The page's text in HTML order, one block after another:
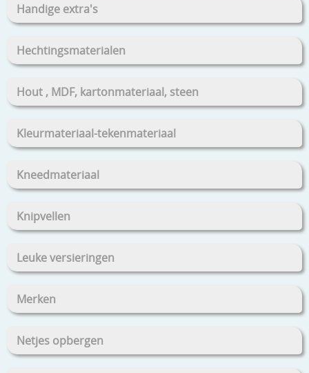
Handige extra's
Hechtingsmaterialen
Hout , MDF, kartonmateriaal, steen
Kleurmateriaal-tekenmateriaal
Kneedmateriaal
Knipvellen
Leuke versieringen
Merken
Netjes opbergen